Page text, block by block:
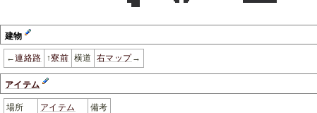
建物
←連絡路 ↑寮前 横道 右マップ→
アイテム
場所 アイテム
備考